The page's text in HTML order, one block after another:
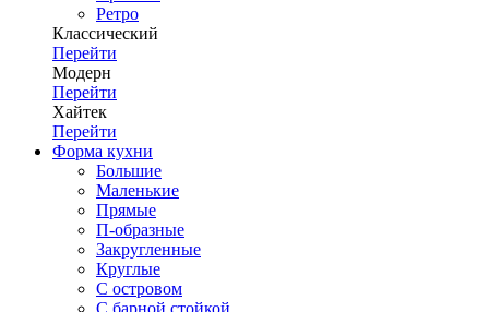
Ретро
Классический
Перейти
Модерн
Перейти
Хайтек
Перейти
Форма кухни
Большие
Маленькие
Прямые
П-образные
Закругленные
Круглые
С островом
С барной стойкой